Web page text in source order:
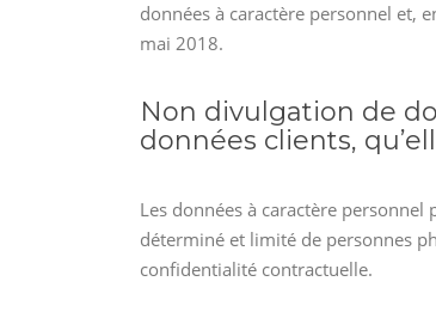
données à caractère personnel et,
mai 2018.
Non divulgation de
données clients,
Les données à caractère
déterminé et limité de personnes
confidentialité contractuelle.